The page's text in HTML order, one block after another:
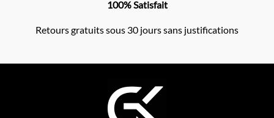
100% Satisfait
Retours gratuits sous 30 jours sans justifications